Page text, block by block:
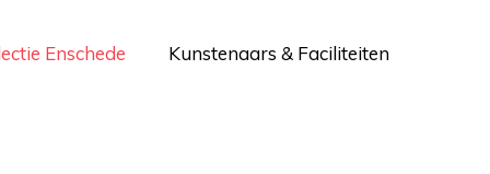
Enschede Kunstenaars & Faciliteiten